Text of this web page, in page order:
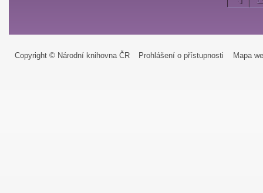
Copyright © Národní knihovna ČR Prohlášení o přístupnosti Mapa